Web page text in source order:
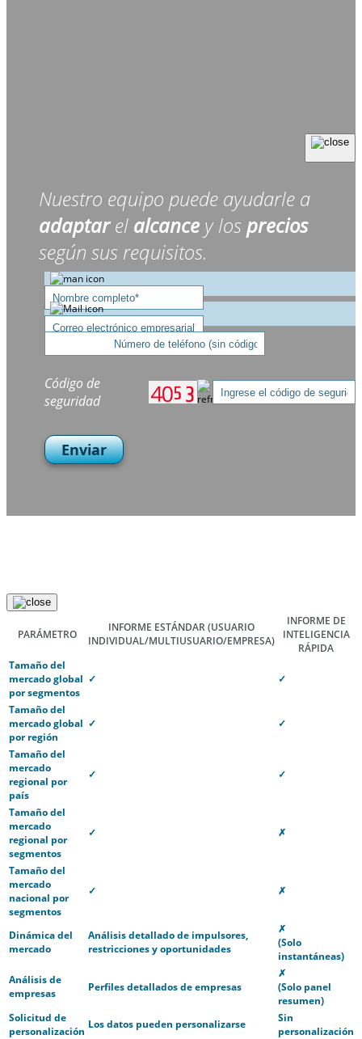
Nuestro equipo puede ayudarle a
adaptarel alcance y losprecios
según sus requisitos.
Código de
seguridad
Enviar
PARÁMETRO
INFORME ESTÁNDAR(USUARIO
INDIVIDUAL/MULTIUSUARIO/EMPRESA)
INFORME DE
INTELIGENCIA
RÁPIDA
Tamaño del
mercado global
por segmentos
✓ ✓
Tamaño del
mercado global
por región
✓ ✓
Tamaño del
mercado
regional por
país
✓ ✓
Tamaño del
mercado
regional por
segmentos
✓ ✗
Tamaño del
mercado
nacional por
segmentos
✓ ✗
Dinámica del
mercado
Análisis detallado de impulsores,
restricciones y oportunidades
✗
(Solo
instantáneas)
Análisis de
empresas
Perfiles detallados de empresas
✗
(Solo panel
resumen)
Solicitud de
personalización
Los datos pueden personalizarse
Sin
personalización